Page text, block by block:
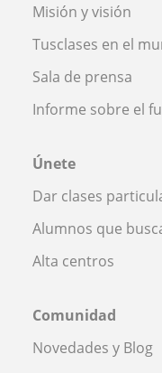
Misión y visión
Tusclases en el
Sala de prensa
Informe sobre el
Únete
Dar clases
Alumnos que
Alta centros
Comunidad
Novedades y Blog